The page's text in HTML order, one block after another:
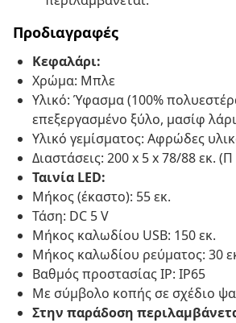
Προδιαγραφές
Κεφαλάρι:
Χρώμα: Μπλε
Υλικό: Ύφασμα (100%
επεξεργασμένο ξύλο, μασίφ
Υλικό γεμίσματος: Αφρώδες
Διαστάσεις: 200 x 5 x 78/88 εκ.
Ταινία LED:
Μήκος (έκαστο): 55 εκ.
Τάση: DC 5 V
Μήκος καλωδίου USB: 150 εκ.
Μήκος καλωδίου ρεύματος: 30
Βαθμός προστασίας IP: IP65
Με σύμβολο κοπής σε σχέδιο
Στην παράδοση